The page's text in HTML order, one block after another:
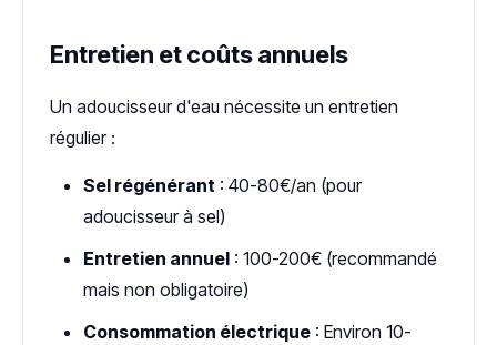
Entretien et coûts annuels
Un adoucisseur d'eau nécessite un entretien
régulier :
Sel régénérant : 40-80€/an (pour
adoucisseur à sel)
Entretien annuel : 100-200€ (recommandé
mais non obligatoire)
Consommation électrique : Environ 10-